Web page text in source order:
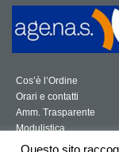
Cos’è l’Ordine
Orari e contatti
Amm. Trasparente
Modulistica
Norme per la
Questo sito